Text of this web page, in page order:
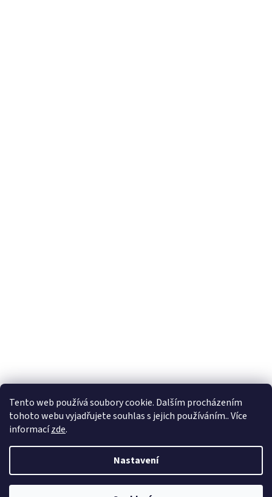
Tento web používá soubory cookie. Dalším procházením
tohoto webu vyjadřujete souhlas s jejich používáním.. Více
informacízde.
Nastavení
Vytvořil Shoptet